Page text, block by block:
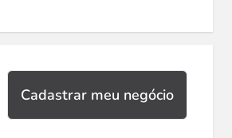
Cadastrar meu negócio